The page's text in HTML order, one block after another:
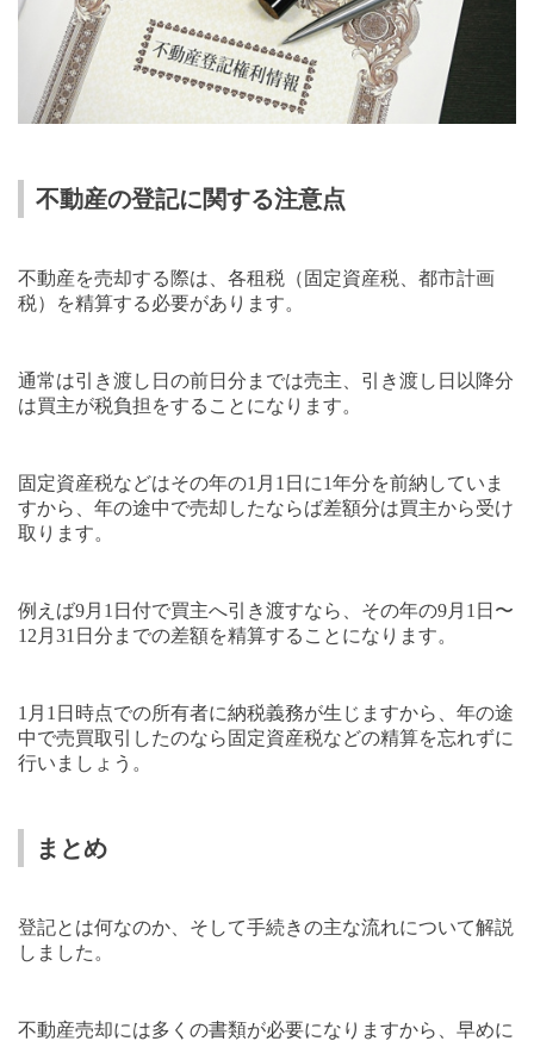
不動産の登記に関する注意点
不動産を売却する際は、各租税（固定資産税、都市計画
税）を精算する必要があります。
通常は引き渡し日の前日分までは売主、引き渡し日以降分
は買主が税負担をすることになります。
固定資産税などはその年の1 月 1 日に1年分を前納していま
すから、年の途中で売却したならば差額分は買主から受け
取ります。
例えば9月 1 日付で買主へ引き渡すなら、その年の9月 1 日〜
12 月 31 日分までの差額を精算することになります。
1 月 1 日時点での所有者に納税義務が生じますから、年の途
中で売買取引したのなら固定資産税などの精算を忘れずに
行いましょう。
まとめ
登記とは何なのか、そして手続きの主な流れについて解説
しました。
不動産売却には多くの書類が必要になりますから、早めに